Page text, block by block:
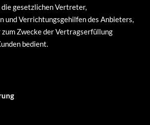
gesetzlichen Vertreter,
und Verrichtungsgehilfen des Anbieters,
zum Zwecke der Vertragserfüllung
bedient.